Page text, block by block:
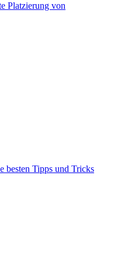
Platzierung von
besten Tipps und Tricks